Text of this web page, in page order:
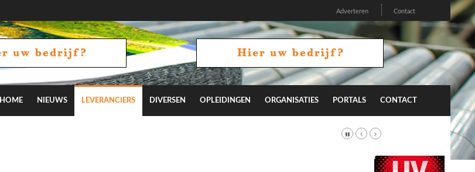
Adverteren Contact
HOME NIEUWS LEVERANCIERS DIVERSEN OPLEIDINGEN ORGANISATIES PORTALS CONTACT